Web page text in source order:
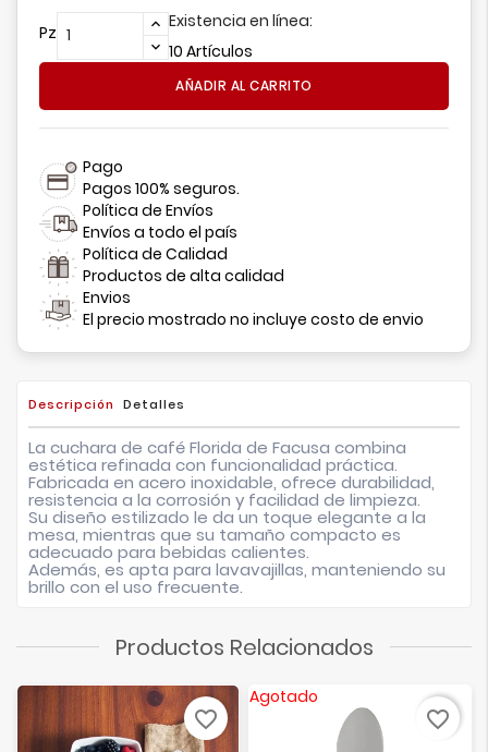
Pz
Existencia en línea:
10 Artículos
AÑADIR AL CARRITO
Pago
Pagos 100% seguros.
Política de Envíos
Envíos a todo el país
Política de Calidad
Productos de alta calidad
Envios
El precio mostrado no incluye costo de envio
Descripción Detalles
La cuchara de caféFlorida de Facusa combina
estética refinada con funcionalidad práctica.
Fabricada en acero inoxidable, ofrece durabilidad,
resistencia a la corrosión y facilidad de limpieza.
Su diseño estilizado le da un toque elegante a la
mesa, mientras que su tamaño compacto es
adecuado para bebidas calientes.
Además, es apta para lavavajillas, manteniendo su
brillo con el uso frecuente.
Productos Relacionados
favorite_border
Agotado
favorite_border